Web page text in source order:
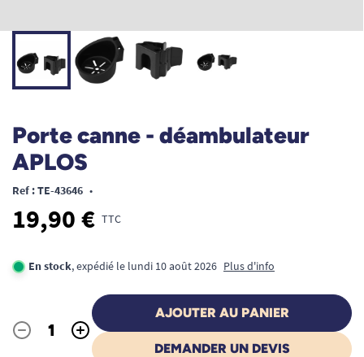
Porte canne - déambulateur
APLOS
Ref : TE-43646 •
19,90 € TTC
En stock, expédié le lundi 10 août 2026 Plus d'info
Quantité
- +
AJOUTER AU PANIER
DEMANDER UN DEVIS